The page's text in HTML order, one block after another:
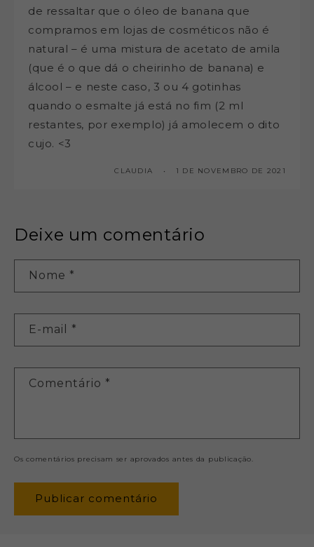
de ressaltar que o óleo de banana que
compramos em lojas de cosméticos não é
natural – é uma mistura de acetato de amila
(que é o que dá o cheirinho de banana) e
álcool – e neste caso, 3 ou 4 gotinhas
quando o esmalte já está no fim (2 ml
restantes, por exemplo) já amolecem o dito
cujo. <3
CLAUDIA 1 DE NOVEMBRO DE 2021
Deixe um comentário
Nome *
E-mail *
Comentário *
Os comentários precisam ser aprovados antes da publicação.